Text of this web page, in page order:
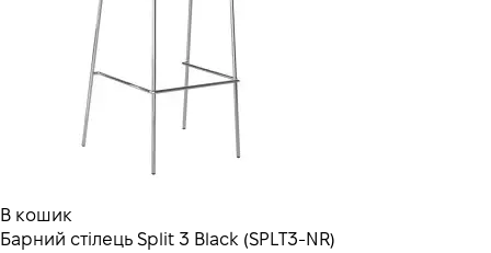
В кошик
Барний стілець Split 3 Black (SPLT3-NR)